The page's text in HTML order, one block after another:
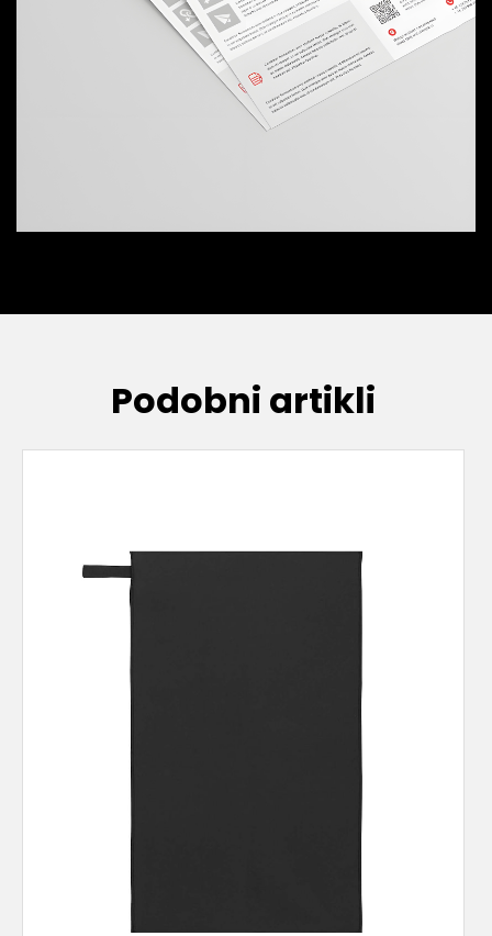
Podobni artikli